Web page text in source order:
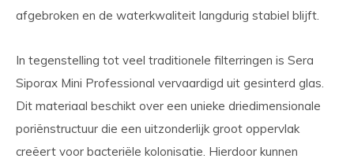
afgebroken en de waterkwaliteit langdurig stabiel blijft.
In tegenstelling tot veel traditionele filterringen is Sera
Siporax Mini Professional vervaardigd uit gesinterd glas.
Dit materiaal beschikt over een unieke driedimensionale
poriënstructuur die een uitzonderlijk groot oppervlak
creëert voor bacteriële kolonisatie. Hierdoor kunnen